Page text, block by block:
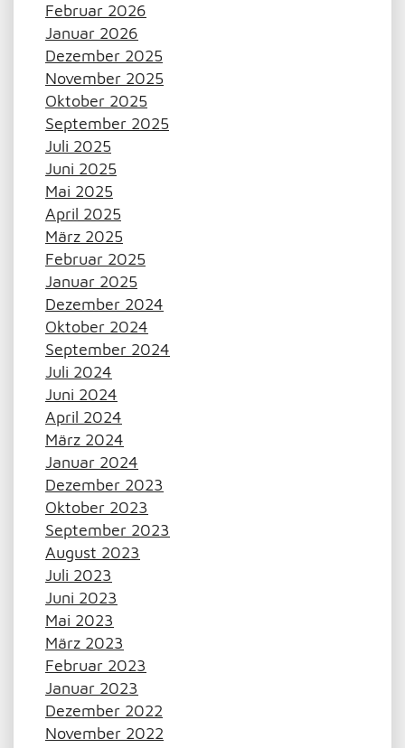
Februar 2026
Januar 2026
Dezember 2025
November 2025
Oktober 2025
September 2025
Juli 2025
Juni 2025
Mai 2025
April 2025
März 2025
Februar 2025
Januar 2025
Dezember 2024
Oktober 2024
September 2024
Juli 2024
Juni 2024
April 2024
März 2024
Januar 2024
Dezember 2023
Oktober 2023
September 2023
August 2023
Juli 2023
Juni 2023
Mai 2023
März 2023
Februar 2023
Januar 2023
Dezember 2022
November 2022